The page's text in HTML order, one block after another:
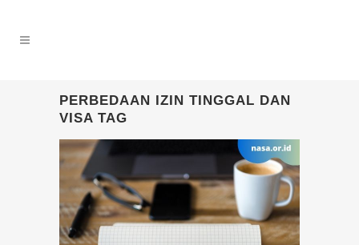
PERBEDAAN IZIN TINGGAL DAN
VISA TAG